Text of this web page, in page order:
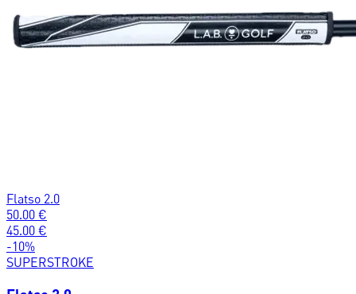
Flatso 2.0
50.00 €
45.00 €
-10%
SUPERSTROKE